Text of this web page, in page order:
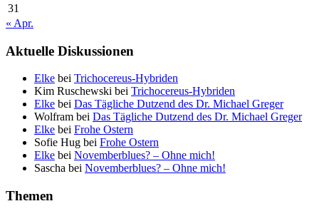
31
« Apr.
Aktuelle Diskussionen
Elke bei Trichocereus-Hybriden
Kim Ruschewski bei Trichocereus-Hybriden
Elke bei Das Tägliche Dutzend des Dr. Michael Greger
Wolfram bei Das Tägliche Dutzend des Dr. Michael Greger
Elke bei Frohe Ostern
Sofie Hug bei Frohe Ostern
Elke bei Novemberblues? – Ohne mich!
Sascha bei Novemberblues? – Ohne mich!
Themen